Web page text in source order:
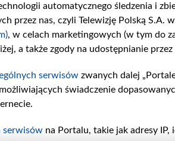
Data
26
Data
automatycznego śledzenia i
nas, czyli Telewizję Polską S.A.
, w celach marketingowych (w tym do
a także zgody na udostępnianie
serwisów zwanych dalej
świadczenie
serwisów na Portalu, takie jak adresy